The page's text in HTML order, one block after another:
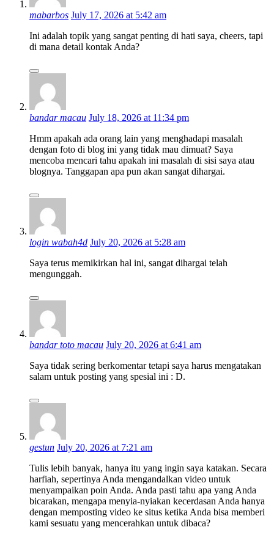
mabarbos July 17, 2026 at 5:42 am
Ini adalah topik yang sangat penting di hati saya, cheers, tapi
di mana detail kontak Anda?
bandar macau July 18, 2026 at 11:34 pm
Hmm apakah ada orang lain yang menghadapi masalah
dengan foto di blog ini yang tidak mau dimuat? Saya
mencoba mencari tahu apakah ini masalah di sisi saya atau
blognya. Tanggapan apa pun akan sangat dihargai.
login wabah4d July 20, 2026 at 5:28 am
Saya terus memikirkan hal ini, sangat dihargai telah
mengunggah.
bandar toto macau July 20, 2026 at 6:41 am
Saya tidak sering berkomentar tetapi saya harus mengatakan
salam untuk posting yang spesial ini : D.
gestun July 20, 2026 at 7:21 am
Tulis lebih banyak, hanya itu yang ingin saya katakan. Secara
harfiah, sepertinya Anda mengandalkan video untuk
menyampaikan poin Anda. Anda pasti tahu apa yang Anda
bicarakan, mengapa menyia-nyiakan kecerdasan Anda hanya
dengan memposting video ke situs ketika Anda bisa memberi
kami sesuatu yang mencerahkan untuk dibaca?